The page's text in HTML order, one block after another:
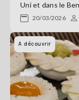
Uni et dans le
20/03/2026
A découvrir